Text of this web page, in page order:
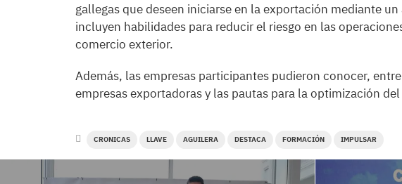
gallegas que deseen iniciarse en la exportación mediante
incluyen habilidades para reducir el riesgo en las
comercio exterior.
Además, las empresas participantes pudieron conocer,
empresas exportadoras y las pautas para la optimización
CRONICAS LLAVE AGUILERA DESTACA FORMACIÓN IMPULSAR